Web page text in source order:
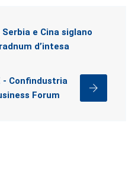
e Cina siglano
d’intesa
- Confindustria
Forum